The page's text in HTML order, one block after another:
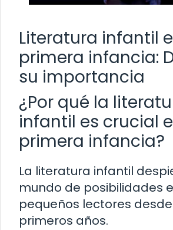
Literatura infantil
primera infancia:
su importancia
¿Por qué la
infantil es crucial
primera infancia?
La literatura infantil
mundo de posibilidades
pequeños lectores
primeros años.